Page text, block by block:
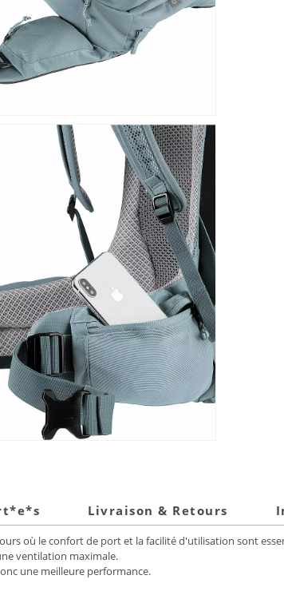
Livraison & Retours
où le confort de port et la facilité d'utilisation sont
ventilation maximale.
une meilleure performance.